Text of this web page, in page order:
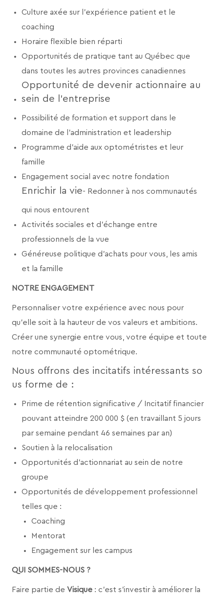
Culture axée sur l’expérience patient et le
coaching
Horaire flexible bien réparti
Opportunités de pratique tant au Québec que
dans toutes les autres provinces canadiennes
Opportunité de devenir actionnaire au
sein de l’entreprise
Possibilité de formation et support dans le
domaine de l’administration et leadership
Programme d'aide aux optométristes et leur
famille
Engagement social avec notre fondation
Enrichir la vie- Redonner à nos communautés
qui nous entourent
Activités sociales et d’échange entre
professionnels de la vue
Généreuse politique d’achats pour vous, les amis
et la famille
NOTRE ENGAGEMENT
Personnaliser votre expérience avec nous pour
qu’elle soit à la hauteur de vos valeurs et ambitions.
Créer une synergie entre vous, votre équipe et toute
notre communauté optométrique.
Nous offrons des incitatifs intéressants so
us forme de :
Prime de rétention significative / Incitatif financier
pouvant atteindre 200 000 $ (en travaillant 5 jours
par semaine pendant 46 semaines par an)
Soutien à la relocalisation
Opportunités d'actionnariat au sein de notre
groupe
Opportunités de développement professionnel
telles que :
Coaching
Mentorat
Engagement sur les campus
QUI SOMMES-NOUS ?
Faire partie de Visique : c'est s'investir à améliorer la